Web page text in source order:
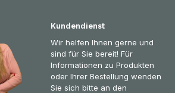
Kundendienst
Wir helfen Ihnen gerne und
sind für Sie bereit! Für
Informationen zu Produkten
oder Ihrer Bestellung wenden
Sie sich bitte an den